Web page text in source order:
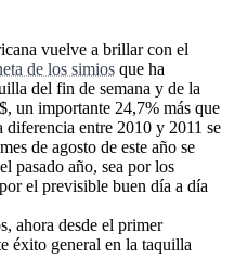
vuelve a brillar con el
de los simios que ha
del fin de semana y de la
un importante 24,7% más que
diferencia entre 2010 y 2011 se
de agosto de este año se
pasado año, sea por los
el previsible buen día a día
ahora desde el primer
éxito general en la taquilla